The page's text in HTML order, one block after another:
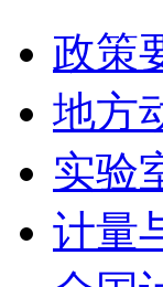
政策
地方
实验
计量